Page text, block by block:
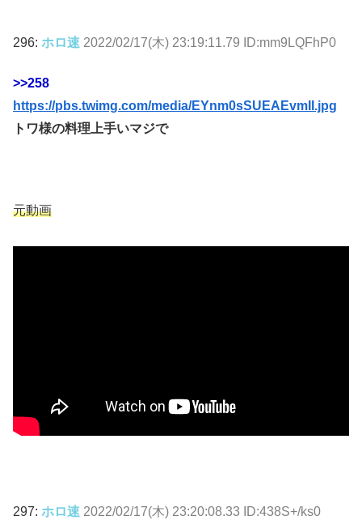
296: ホロ速 2022/02/17(木) 23:19:11.79 ID:mm9LQFhP0
>>258
https://pbs.twimg.com/media/EYnm0sSUEAEvmII.jpg
トワ様の料理上手いマジで
元動画
297: ホロ速 2022/02/17(木) 23:20:08.33 ID:438S+/ks0